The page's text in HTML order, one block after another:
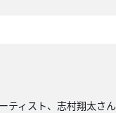
ィスト、志村翔太さん